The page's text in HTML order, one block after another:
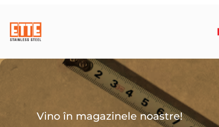
Vino în magazinele noastre!